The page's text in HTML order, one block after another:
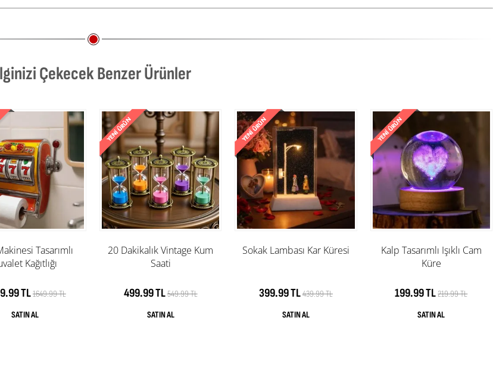
Çekecek Benzer Ürünler
Tasarımlı
Kağıtlığı
TL1649.99 TL
20 Dakikalık Vintage Kum
Saati
499.99 TL549.99 TL
Sokak Lambası Kar Küresi
399.99 TL439.99 TL
Kalp Tasarımlı Işıklı Cam
Küre
199.99 TL219.99 TL